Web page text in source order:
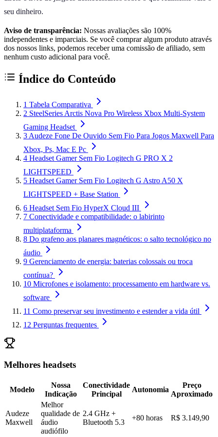
seu dinheiro.
Aviso de transparência: Nossas avaliações são 100%
independentes e imparciais. Se você comprar algum produto através
dos nossos links, podemos receber uma comissão de afiliado, sem
nenhum custo adicional para você.
Índice do Conteúdo
1 Tabela Comparativa
2 SteelSeries Arctis Nova Pro Wireless Xbox Multi-System
Gaming Headset
3 Audeze Fone De Ouvido Sem Fio Para Jogos Maxwell Para
Xbox, Ps, Mac E Pc
4 Headset Gamer Sem Fio Logitech G PRO X 2
LIGHTSPEED
5 Headset Gamer Sem Fio Logitech G Astro A50 X
LIGHTSPEED + Base Station
6 Headset Sem Fio HyperX Cloud III
7 Conectividade e compatibilidade: o labirinto
multiplataforma
8 Do grafeno aos planares magnéticos: o salto tecnológico no
áudio
9 Gerenciamento de energia: baterias colossais ou troca
contínua?
10 Microfones e isolamento: processamento em hardware vs.
software
11 Como preservar seu investimento e estender a vida útil
12 Perguntas frequentes
Melhores headsets
Modelo
Nossa
Indicação
Conectividade
Principal
Autonomia
Preço
Aproximado
Audeze
Maxwell
Melhor
qualidade de
áudio
audiófilo
2.4 GHz +
Bluetooth 5.3
+80 horas R$ 3.149,90